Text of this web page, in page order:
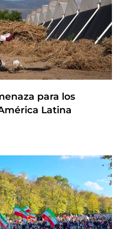
para los
Latina